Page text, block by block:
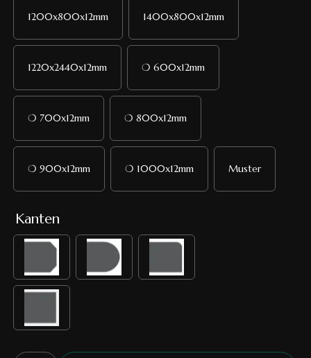
1200x800x12mm 1400x800x12mm
1220x2440x12mm ❍ 600x12mm
❍ 700x12mm ❍ 800x12mm
❍ 900x12mm ❍ 1000x12mm Muster
Kanten